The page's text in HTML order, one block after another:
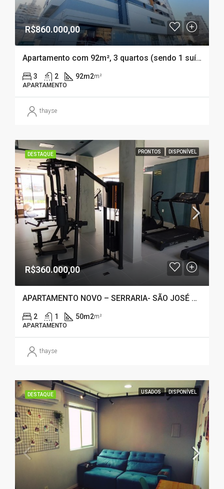
R$860.000,00
Apartamento com 92m², 3 quartos (sendo 1 suíte) BARREIROS – SÃO JOSÉ – SC
3 2 92m2m²
APARTAMENTO
thayse
DESTAQUE PRONTOS DISPONÍVEL
R$360.000,00
APARTAMENTO NOVO – SERRARIA- SÃO JOSÉ – SC
2 1 50m2m²
APARTAMENTO
thayse
DESTAQUE USADOS DISPONÍVEL